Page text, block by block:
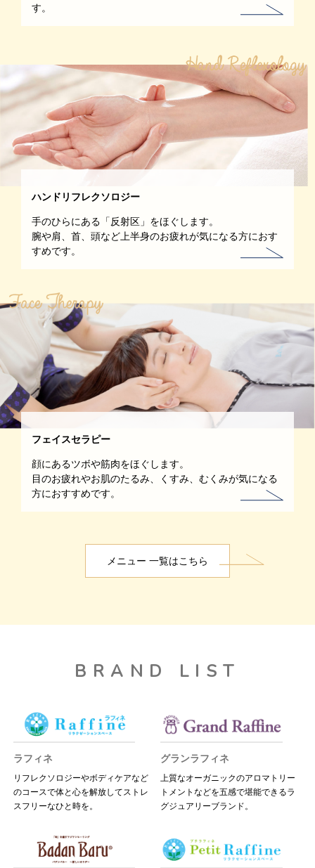
す。
ハンドリフレクソロジー
手のひらにある「反射区」をほぐします。
腕や肩、首、頭など上半身のお疲れが気になる方におす
すめです。
フェイスセラピー
顔にあるツボや筋肉をほぐします。
目のお疲れやお肌のたるみ、くすみ、むくみが気になる
方におすすめです。
メニュー 一覧はこちら
BRAND LIST
ラフィネ
リフレクソロジーやボディケアなど
のコースで体と心を解放してストレ
スフリーなひと時を。
グランラフィネ
上質なオーガニックのアロマトリー
トメントなどを五感で堪能できるラ
グジュアリーブランド。